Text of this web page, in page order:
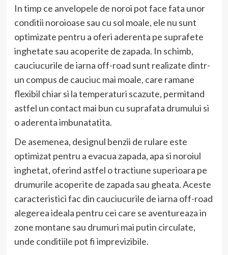
In timp ce anvelopele de noroi pot face fata unor
conditii noroioase sau cu sol moale, ele nu sunt
optimizate pentru a oferi aderenta pe suprafete
inghetate sau acoperite de zapada. In schimb,
cauciucurile de iarna off-road sunt realizate dintr-
un compus de cauciuc mai moale, care ramane
flexibil chiar si la temperaturi scazute, permitand
astfel un contact mai bun cu suprafata drumului si
o aderenta imbunatatita.
De asemenea, designul benzii de rulare este
optimizat pentru a evacua zapada, apa si noroiul
inghetat, oferind astfel o tractiune superioara pe
drumurile acoperite de zapada sau gheata. Aceste
caracteristici fac din cauciucurile de iarna off-road
alegerea ideala pentru cei care se aventureaza in
zone montane sau drumuri mai putin circulate,
unde conditiile pot fi imprevizibile.